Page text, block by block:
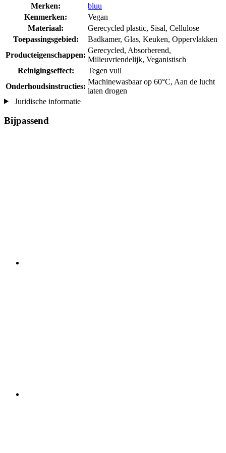
Merken:
bluu
Kenmerken:
Vegan
Materiaal:
Gerecycled plastic, Sisal, Cellulose
Toepassingsgebied:
Badkamer, Glas, Keuken, Oppervlakken
Producteigenschappen:
Gerecycled, Absorberend,
Milieuvriendelijk, Veganistisch
Reinigingseffect:
Tegen vuil
Onderhoudsinstructies:
Machinewasbaar op 60°C, Aan de lucht
laten drogen
Juridische informatie
Bijpassend